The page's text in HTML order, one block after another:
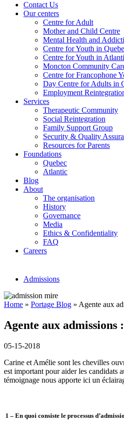
Contact Us
Our centers
Centre for Adult
Mother and Child Centre
Mental Health and
Centre for Youth in
Centre for Youth in
Moncton Community
Centre for Francophone
Day Centre for Adults in
Employment
Services
Therapeutic Community
Social Reintegration
Family Support Group
Security & Quality
Resources for Parents
Foundations
Quebec
Atlantic
Blog
About
The organisation
History
Governance
Media
Ethics & Confidentiality
FAQ
Careers
Admissions
Home » Portage Blog » Agente aux
Agente aux
05-15-2018
Carine et Amélie sont les chevilles
est important pour aider les candidats
témoignage nous apporte ici un
1 – En quoi consiste le processus